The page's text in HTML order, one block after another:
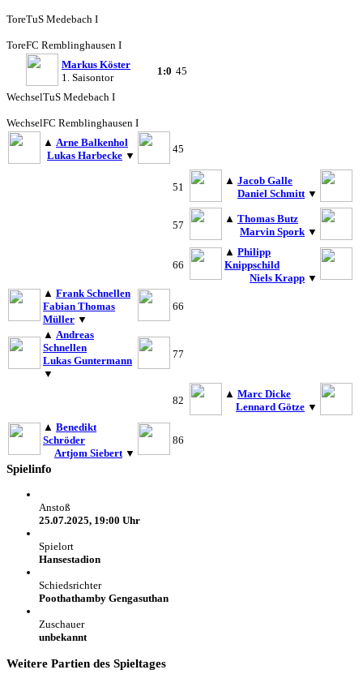
ToreTuS Medebach I
ToreFC Remblinghausen I
Markus Köster
1. Saisontor
1:0 45
WechselTuS Medebach I
WechselFC Remblinghausen I
▲ Arne Balkenhol
Lukas Harbecke ▼
45
51
▲ Jacob Galle
Daniel Schmitt ▼
57
▲ Thomas Butz
Marvin Spork ▼
66
▲ Philipp
Knippschild
Niels Krapp ▼
▲ Frank Schnellen
Fabian Thomas
Müller ▼
66
▲ Andreas
Schnellen
Lukas Guntermann
▼
77
82
▲ Marc Dicke
Lennard Götze ▼
▲ Benedikt
Schröder
Artjom Siebert ▼
86
Spielinfo
Anstoß
25.07.2025, 19:00 Uhr
Spielort
Hansestadion
Schiedsrichter
Poothathamby Gengasuthan
Zuschauer
unbekannt
Weitere Partien des Spieltages